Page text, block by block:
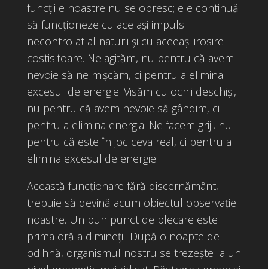
funcțiile noastre nu se opresc; ele continuă
să funcționeze cu același impuls
necontrolat al naturii și cu aceeași irosire
costisitoare. Ne agităm, nu pentru că avem
nevoie să ne mișcăm, ci pentru a elimina
excesul de energie. Visăm cu ochii deschiși,
nu pentru că avem nevoie să gândim, ci
pentru a elimina energia. Ne facem griji, nu
pentru că este în joc ceva real, ci pentru a
elimina excesul de energie.
Această funcționare fără discernământ,
trebuie să devină acum obiectul observației
noastre. Un bun punct de plecare este
prima oră a dimineții. După o noapte de
odihnă, organismul nostru se trezește la un